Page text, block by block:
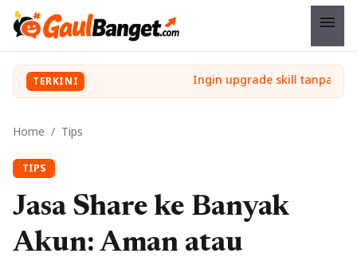
menu
TERKINI
Home / Tips
TIPS
Jasa Share ke Banyak
Akun: Aman atau